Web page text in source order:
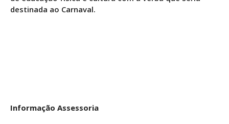
destinada ao Carnaval.
Informação Assessoria